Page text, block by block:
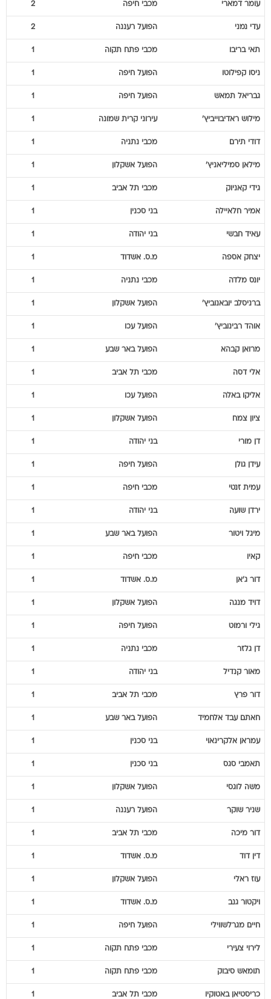
עומר דמארי מכבי חיפה 2
עדי נמני הפועל רעננה 2
תאי בריבו מכבי פתח תקוה 1
ניסו קפילוטו הפועל חיפה 1
גבריאל תמאש הפועל חיפה 1
מילוש ראדיבוייביץ' עירוני קרית שמונה 1
דודי תירם מכבי נתניה 1
מילאן סמיליאניץ' הפועל אשקלון 1
גידי קאניוק מכבי תל אביב 1
אמיר חלאיילה בני סכנין 1
עאיד חבשי בני יהודה 1
יצחק אספה מ.ס. אשדוד 1
יונס מלדה מכבי נתניה 1
ברניסלב יובאנוביץ' הפועל אשקלון 1
אוהד רבינוביץ' הפועל עכו 1
מרואן קבהא הפועל באר שבע 1
אלי דסה מכבי תל אביב 1
אליקו באלה הפועל עכו 1
ציון צמח הפועל אשקלון 1
דן מורי בני יהודה 1
עידן גולן הפועל חיפה 1
עמית זנטי מכבי חיפה 1
ירדן שועה בני יהודה 1
מיגל ויטור הפועל באר שבע 1
קאיו מכבי חיפה 1
דור ג'אן מ.ס. אשדוד 1
דויד מנגה הפועל אשקלון 1
גילי ורמוט הפועל חיפה 1
דן גלזר מכבי נתניה 1
מאור קנדיל בני יהודה 1
דור פרץ מכבי תל אביב 1
חאתם עבד אלחמיד הפועל באר שבע 1
עמראן אלקרינאוי בני סכנין 1
תאמבי סגס בני סכנין 1
משה לוגסי הפועל אשקלון 1
שניר שוקר הפועל רעננה 1
דור מיכה מכבי תל אביב 1
דין דוד מ.ס. אשדוד 1
עוז ראלי הפועל אשקלון 1
ויקטור גנב מ.ס. אשדוד 1
חיים מגרלשווילי הפועל חיפה 1
לירוי צעירי מכבי פתח תקוה 1
תומאש סיבוק מכבי פתח תקוה 1
כריסטיאן באטוקיו מכבי תל אביב 1